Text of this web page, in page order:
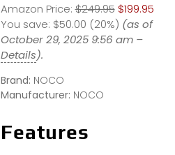
Drawback!)
Amazon Price: $249.95 $199.95
You save: $50.00 (20%) (as of
October 29, 2025 9:56 am –
Details).
Brand: NOCO
Manufacturer: NOCO
Features